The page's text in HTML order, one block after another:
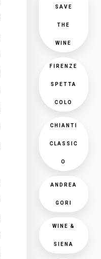
SAVE
THE
WINE
FIRENZE
SPETTA
COLO
CHIANTI
CLASSIC
O
ANDREA
GORI
WINE &
SIENA